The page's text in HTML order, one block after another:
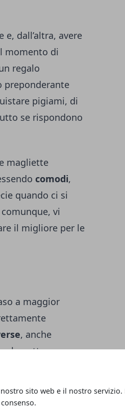
sito web e il nostro servizio.
dall’altra, avere
momento di
regalo
preponderante
pigiami, di
se rispondono
magliette
comodi,
quando ci si
vi
il migliore per le
a maggior
, anche
la notte e
a letto vestiti